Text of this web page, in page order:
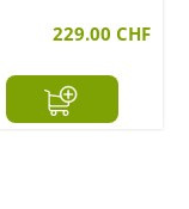
229.00 CHF